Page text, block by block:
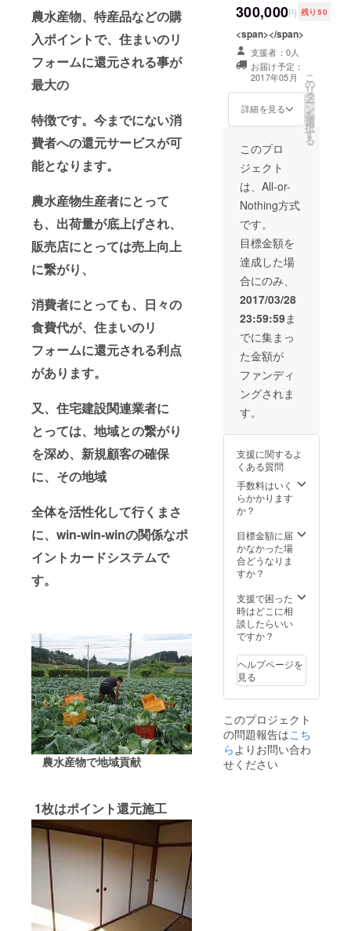
農水産物、特産品などの購
入ポイントで、住まいのリ
フォームに還元される事が
最大の
特徴です。今までにない消
費者への還元サービスが可
能となります。
農水産物生産者にとって
も、出荷量が底上げされ、
販売店にとっては売上向上
に繋がり、
消費者にとっても、日々の
食費代が、住まいのリ
フォームに還元される利点
があります。
又、住宅建設関連業者に
とっては、地域との繋がり
を深め、新規顧客の確保
に、その地域
全体を活性化して行くまさ
に、win-win-winの関係なポ
イントカードシステムで
す。
農水産物で地域貢献
1枚はポイント還元施工
300,000円 残り50
<span></span>
支援者：0人
お届け予定：
2017年05月
詳細を見る
こ
の
リ
タ
ー
ン
を
選
択
す
る
このプロ
ジェクト
は、All-or-
Nothing方式
です。
目標金額を
達成した場
合にのみ、
2017/03/28
23:59:59ま
でに集まっ
た金額が
ファンディ
ングされま
す。
支援に関するよ
くある質問
手数料はいく
らかかります
か？
目標金額に届
かなかった場
合どうなりま
すか？
支援で困った
時はどこに相
談したらいい
ですか？
ヘルプページを
見る
このプロジェクト
の問題報告はこち
ら よりお問い合わ
せください